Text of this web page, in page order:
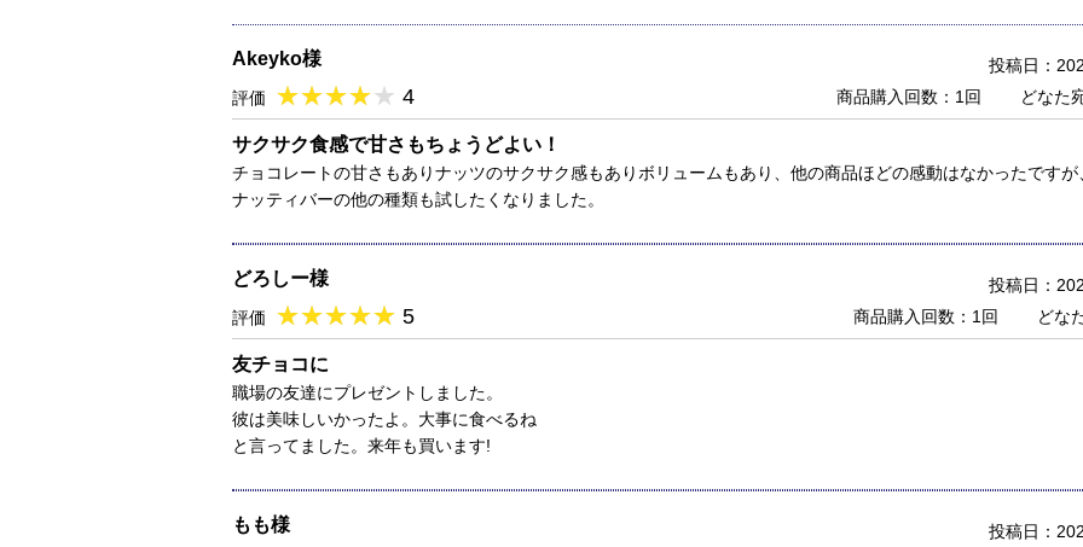
Akeyko様
評価 ★★★★★
★★★★★ 4
投稿日：
商品購入回数：1回
どなた
サクサク食感で甘さもちょうどよい！
チョコレートの甘さもありナッツのサクサク感もありボリュームもあり、他の商品ほどの感動はなかったです
ナッティバーの他の種類も試したくなりました。
どろしー様
評価 ★★★★★
★★★★★ 5
投稿日：
商品購入回数：1回
どな
友チョコに
職場の友達にプレゼントしました。
彼は美味しいかったよ。大事に食べるね
と言ってました。来年も買います!
もも様
投稿日：